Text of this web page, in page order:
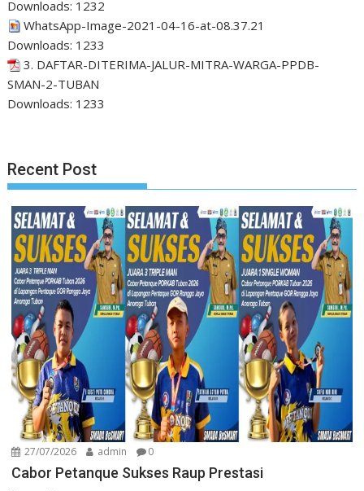
Downloads: 1232
WhatsApp-Image-2021-04-16-at-08.37.21
Downloads: 1233
3. DAFTAR-DITERIMA-JALUR-MITRA-WARGA-PPDB-
SMAN-2-TUBAN
Downloads: 1233
Recent Post
27/07/2026 admin 0
Cabor Petanque Sukses Raup Prestasi